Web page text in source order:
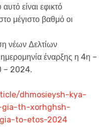
είναι εφικτό
μέγιστο βαθμό οι
νέων Δελτίων
έναρξης η 4η –
– 2024.
dhmosieysh-kya-
gia-th-xorhghsh-
to-etos-2024